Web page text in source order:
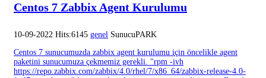
Centos 7 Zabbix Agent Kurulumu
10-09-2022 Hits:6145 genel SunucuPARK
Centos 7 sunucumuzda zabbix agent kurulumu için öncelikle agent
paketini sunucumuza çekmemiz gerekli. "rpm -ivh
https://repo.zabbix.com/zabbix/4.0/rhel/7/x86_64/zabbix-release-4.0-